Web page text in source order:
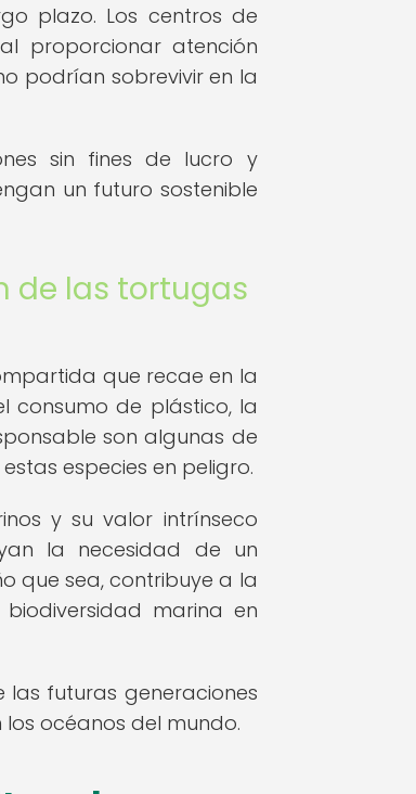
plazo. Los centros de
proporcionar atención
podrían sobrevivir en la
sin fines de lucro y
un futuro sostenible
de las tortugas
que recae en la
consumo de plástico, la
son algunas de
especies en peligro.
y su valor intrínseco
la necesidad de un
que sea, contribuye a la
marina en
futuras generaciones
océanos del mundo.